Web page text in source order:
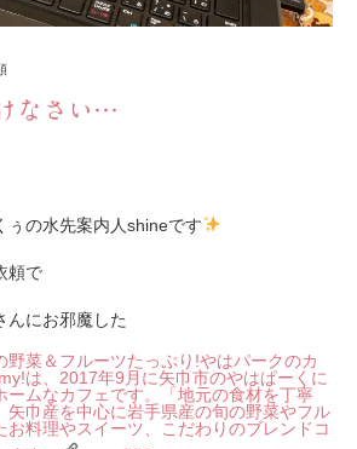
なさい…
ぅの水先案内人shineです
頼で
んにお邪魔した
菜＆フルーツたっぷり!やはパークのカ
は、2017年9月に矢巾市のやはぱーくに
ームなカフェです。「地元の食材を丁寧
矢巾産を中心に岩手県産の旬の野菜やフル
お料理やスイーツ、こだわりのブレンドコ